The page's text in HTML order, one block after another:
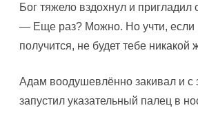
Бог тяжело вздохнул и пригладил
— Еще раз? Можно. Но учти, если
получится, не будет тебе
Адам воодушевлённо закивал и с
запустил указательный палец в